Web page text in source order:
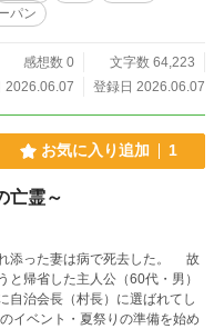
パン
感想数 0
文字数 64,223
2026.06.07
登録日 2026.06.07
お気に入り追加 1
亡霊～
添った妻は病で死去した。 故
と帰省した主人公（60代・男）
自治会長（村長）に選ばれてし
イベント・夏祭りの準備を始め